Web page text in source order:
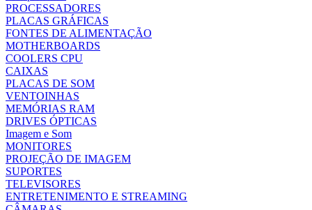
PROCESSADORES
PLACAS GRÁFICAS
FONTES DE ALIMENTAÇÃO
MOTHERBOARDS
COOLERS CPU
CAIXAS
PLACAS DE SOM
VENTOINHAS
MEMÓRIAS RAM
DRIVES ÓPTICAS
Imagem e Som
MONITORES
PROJEÇÃO DE IMAGEM
SUPORTES
TELEVISORES
ENTRETENIMENTO E STREAMING